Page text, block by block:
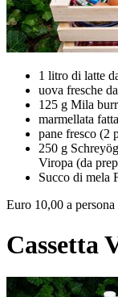
1 litro di latte
uova fresche
125 g Mila
marmellata
pane fresco (2
250 g
Viropa (da
Succo di mela
Euro 10,00 a persona
Cassetta